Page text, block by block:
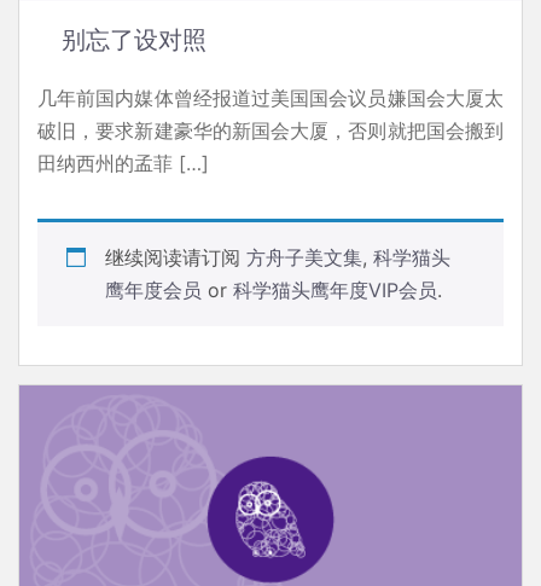
别忘了设对照
几年前国内媒体曾经报道过美国国会议员嫌国会大厦太
破旧，要求新建豪华的新国会大厦，否则就把国会搬到
田纳西州的孟菲 […]
继续阅读请订阅 方舟子美文集, 科学猫头
鹰年度会员 or 科学猫头鹰年度VIP会员.